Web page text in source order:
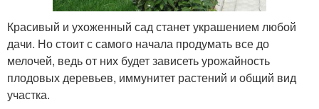
Красивый и ухоженный сад станет украшением любой
дачи. Но стоит с самого начала продумать все до
мелочей, ведь от них будет зависеть урожайность
плодовых деревьев, иммунитет растений и общий вид
участка.